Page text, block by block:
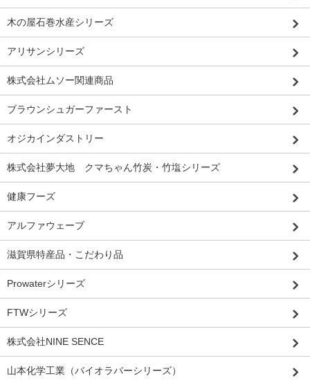
木の屋石巻水産シリーズ
アリサンシリーズ
株式会社ムソー関連商品
ブラウンシュガーファースト
オジカインダストリー
株式会社夢大地 クマちゃん竹炭・竹塩シリーズ
健康フーズ
アルファウェーブ
滋賀県特産品・こだわり品
Prowaterシリーズ
FTWシリーズ
株式会社NINE SENCE
山本化学工業（バイオラバーシリーズ）